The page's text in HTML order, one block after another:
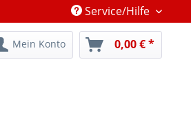
Service/Hilfe
Mein Konto 0,00 € *